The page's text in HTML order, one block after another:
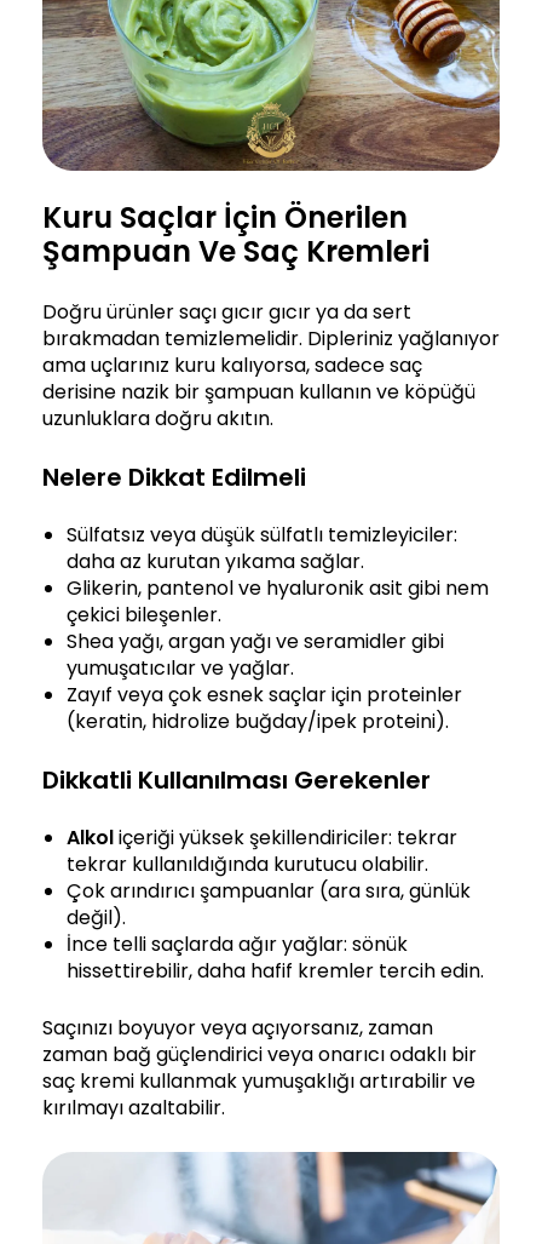
Kuru Saçlar İçin Önerilen
Şampuan Ve Saç Kremleri
Doğru ürünler saçı gıcır gıcır ya da sert
bırakmadan temizlemelidir. Dipleriniz yağlanıyor
ama uçlarınız kuru kalıyorsa, sadece saç
derisine nazik bir şampuan kullanın ve köpüğü
uzunluklara doğru akıtın.
Nelere Dikkat Edilmeli
Sülfatsız veya düşük sülfatlı temizleyiciler:
daha az kurutan yıkama sağlar.
Glikerin, pantenol ve hyaluronik asit gibi nem
çekici bileşenler.
Shea yağı, argan yağı ve seramidler gibi
yumuşatıcılar ve yağlar.
Zayıf veya çok esnek saçlar için proteinler
(keratin, hidrolize buğday/ipek proteini).
Dikkatli Kullanılması Gerekenler
Alkoliçeriği yüksek şekillendiriciler: tekrar
tekrar kullanıldığında kurutucu olabilir.
Çok arındırıcı şampuanlar (ara sıra, günlük
değil).
İnce telli saçlarda ağır yağlar: sönük
hissettirebilir, daha hafif kremler tercih edin.
Saçınızı boyuyor veya açıyorsanız, zaman
zaman bağ güçlendirici veya onarıcı odaklı bir
saç kremi kullanmak yumuşaklığı artırabilir ve
kırılmayı azaltabilir.